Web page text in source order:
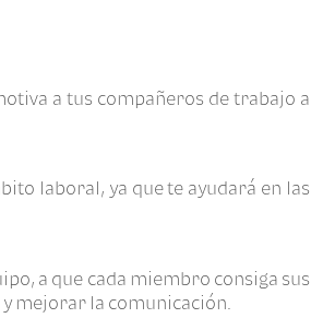
a tus compañeros de trabajo a
laboral, ya que te ayudará en las
a que cada miembro consiga sus
mejorar la comunicación.